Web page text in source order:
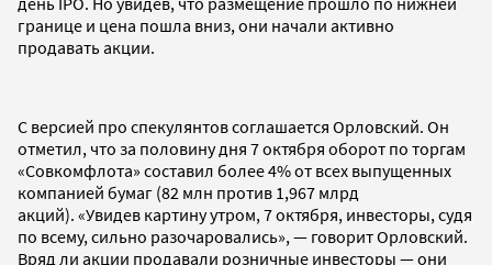
границе и цена пошла вниз, они начали активно
продавать акции.
С версией про спекулянтов соглашается Орловский. Он
отметил, что за половину дня 7 октября оборот по торгам
«Совкомфлота» составил более 4% от всех выпущенных
компанией бумаг (82 млн против 1,967 млрд
акций). «Увидев картину утром, 7 октября, инвесторы, судя
по всему, сильно разочаровались», — говорит Орловский.
Вряд ли акции продавали розничные инвесторы — они